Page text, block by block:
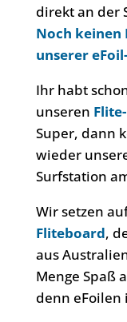
direkt an der
Noch keinen
unserer
Ihr habt
unseren
Super, dann
wieder
Surfstation
Wir setzen
Fliteboard,
aus
Menge Spaß
denn eFoilen